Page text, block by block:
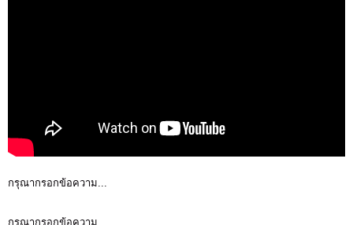
กรุณากรอกข้อความ...
กรุณากรอกข้อความ...